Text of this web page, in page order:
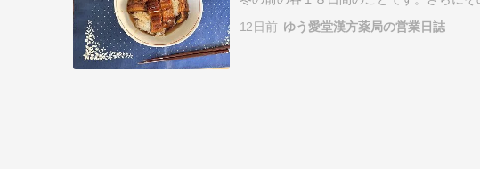
めに、江戸時代…
12日前 ゆう愛堂漢方薬局の営業日誌